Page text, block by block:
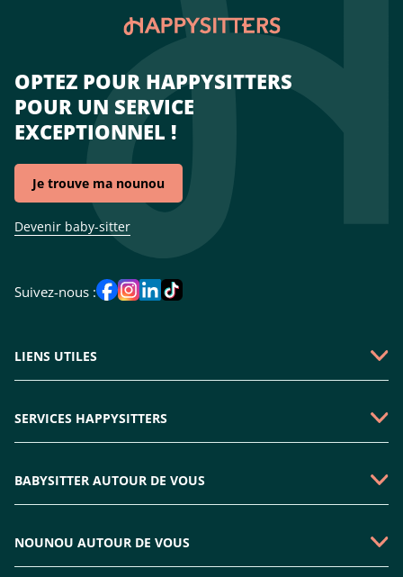
OPTEZ POUR HAPPYSITTERS
POUR UN SERVICE
EXCEPTIONNEL !
Je trouve ma nounou
Devenir baby-sitter
Suivez-nous :
LIENS UTILES
Faire une demande
Rejoindre l'équipe
SERVICES HAPPYSITTERS
Garde enfant mercredi
Nounou à domicile
BABYSITTER AUTOUR DE VOUS
Babysitter Boulogne-billancourt
NOUNOU AUTOUR DE VOUS